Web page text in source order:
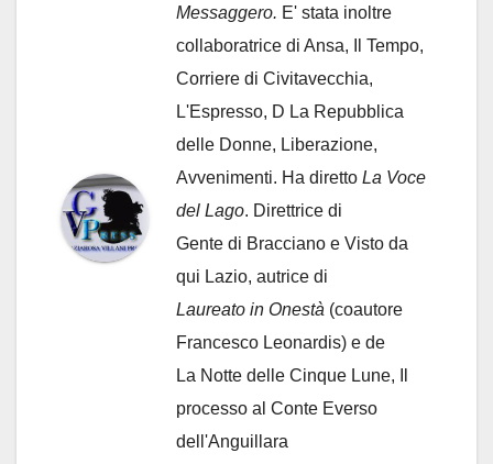
Messaggero. E' stata inoltre
collaboratrice di Ansa, Il Tempo,
Corriere di Civitavecchia,
L'Espresso, D La Repubblica
delle Donne, Liberazione,
Avvenimenti. Ha diretto La Voce
del Lago. Direttrice di
Gente di Bracciano e Visto da
qui Lazio, autrice di
Laureato in Onestà (coautore
Francesco Leonardis) e de
La Notte delle Cinque Lune, Il
processo al Conte Everso
dell'Anguillara